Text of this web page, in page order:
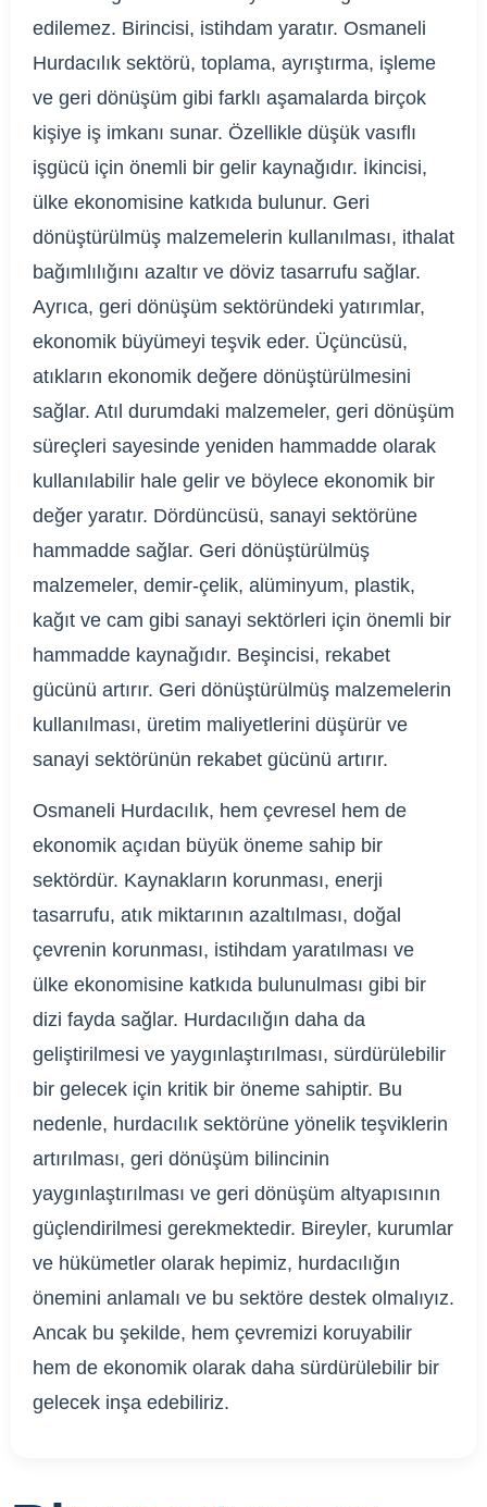
edilemez. Birincisi, istihdam yaratır. Osmaneli
Hurdacılık sektörü, toplama, ayrıştırma, işleme
ve geri dönüşüm gibi farklı aşamalarda birçok
kişiye iş imkanı sunar. Özellikle düşük vasıflı
işgücü için önemli bir gelir kaynağıdır. İkincisi,
ülke ekonomisine katkıda bulunur. Geri
dönüştürülmüş malzemelerin kullanılması, ithalat
bağımlılığını azaltır ve döviz tasarrufu sağlar.
Ayrıca, geri dönüşüm sektöründeki yatırımlar,
ekonomik büyümeyi teşvik eder. Üçüncüsü,
atıkların ekonomik değere dönüştürülmesini
sağlar. Atıl durumdaki malzemeler, geri dönüşüm
süreçleri sayesinde yeniden hammadde olarak
kullanılabilir hale gelir ve böylece ekonomik bir
değer yaratır. Dördüncüsü, sanayi sektörüne
hammadde sağlar. Geri dönüştürülmüş
malzemeler, demir-çelik, alüminyum, plastik,
kağıt ve cam gibi sanayi sektörleri için önemli bir
hammadde kaynağıdır. Beşincisi, rekabet
gücünü artırır. Geri dönüştürülmüş malzemelerin
kullanılması, üretim maliyetlerini düşürür ve
sanayi sektörünün rekabet gücünü artırır.
Osmaneli Hurdacılık, hem çevresel hem de
ekonomik açıdan büyük öneme sahip bir
sektördür. Kaynakların korunması, enerji
tasarrufu, atık miktarının azaltılması, doğal
çevrenin korunması, istihdam yaratılması ve
ülke ekonomisine katkıda bulunulması gibi bir
dizi fayda sağlar. Hurdacılığın daha da
geliştirilmesi ve yaygınlaştırılması, sürdürülebilir
bir gelecek için kritik bir öneme sahiptir. Bu
nedenle, hurdacılık sektörüne yönelik teşviklerin
artırılması, geri dönüşüm bilincinin
yaygınlaştırılması ve geri dönüşüm altyapısının
güçlendirilmesi gerekmektedir. Bireyler, kurumlar
ve hükümetler olarak hepimiz, hurdacılığın
önemini anlamalı ve bu sektöre destek olmalıyız.
Ancak bu şekilde, hem çevremizi koruyabilir
hem de ekonomik olarak daha sürdürülebilir bir
gelecek inşa edebiliriz.